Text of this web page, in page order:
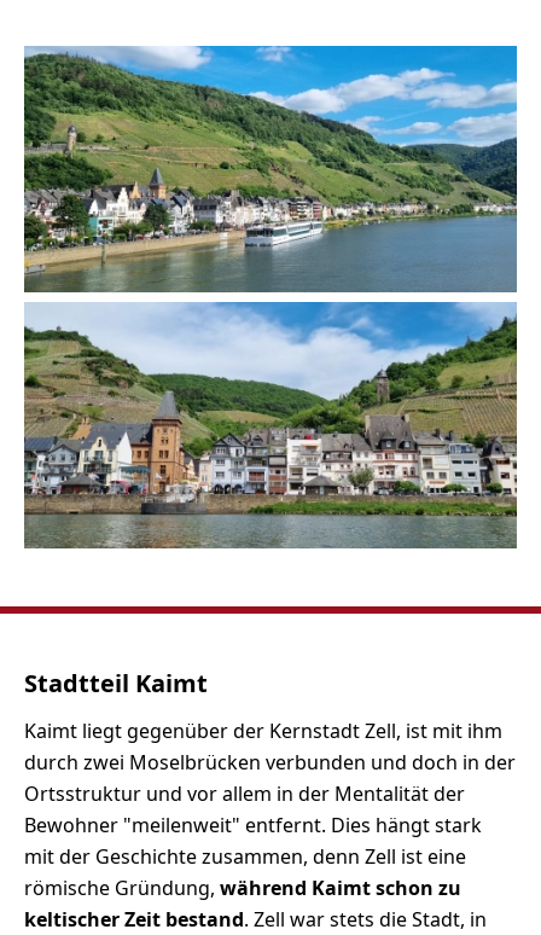
Stadtteil Kaimt
Kaimt liegt gegenüber der Kernstadt Zell, ist mit ihm
durch zwei Moselbrücken verbunden und doch in der
Ortsstruktur und vor allem in der Mentalität der
Bewohner "meilenweit" entfernt. Dies hängt stark
mit der Geschichte zusammen, denn Zell ist eine
römische Gründung, während Kaimt schon zu
keltischer Zeit bestand. Zell war stets die Stadt, in